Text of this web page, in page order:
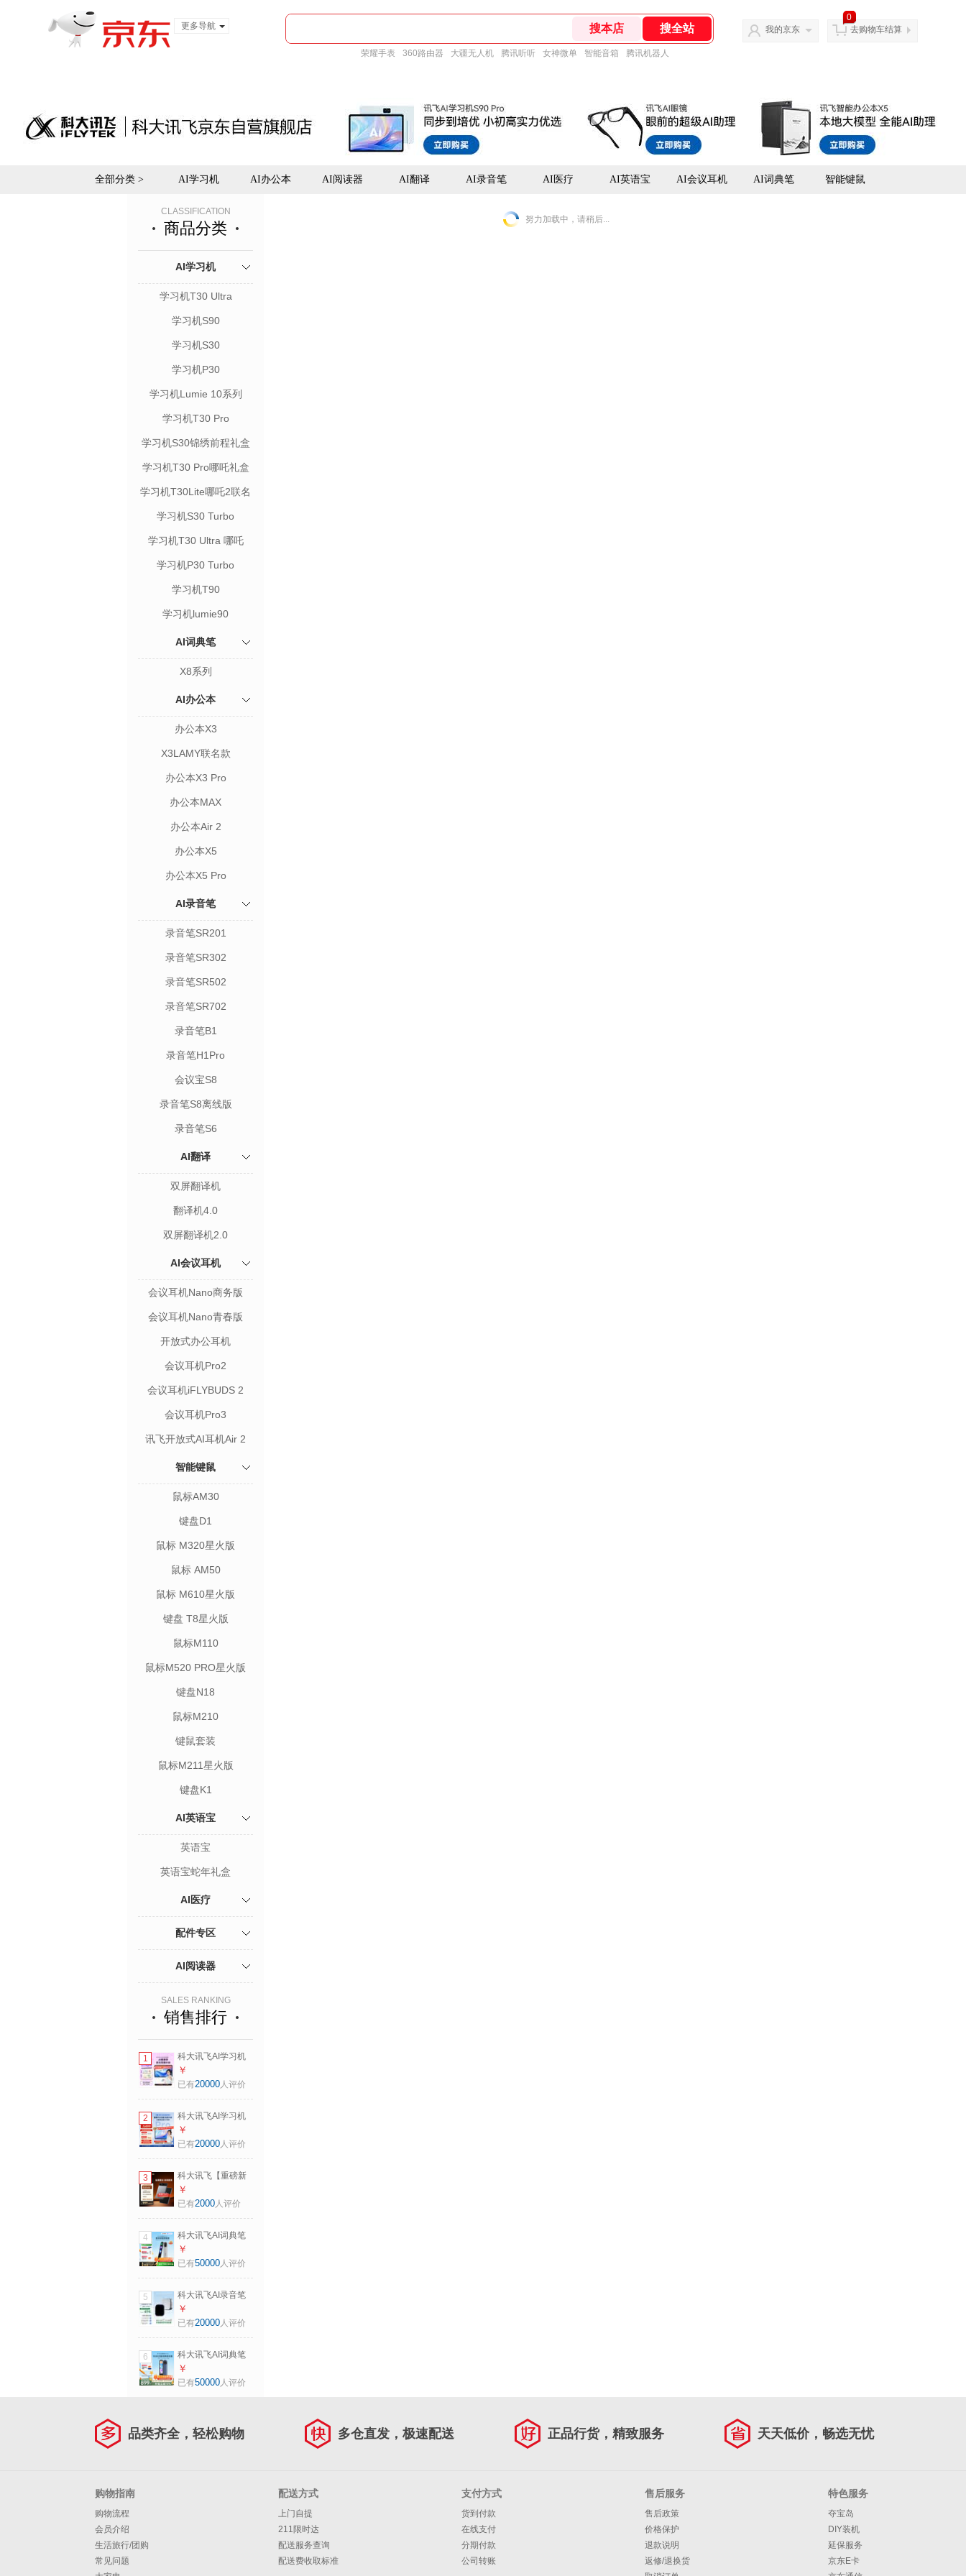
更多导航
荣耀手表 360路由器 大疆无人机 腾讯听听 女神微单 智能音箱 腾讯机器人
我的京东
0
去购物车结算
AI学习机 AI办公本 AI录音笔
AI翻译 AI会议耳机
全部分类 > 智能键鼠
AI医疗 AI英语宝 AI词典笔
AI阅读器
CLASSIFICATION
商品分类
AI学习机
学习机T30 Ultra
学习机S90
学习机S30
学习机P30
学习机Lumie 10系列
学习机T30 Pro
学习机S30锦绣前程礼盒
学习机T30 Pro哪吒礼盒
学习机T30Lite哪吒2联名
学习机S30 Turbo
学习机T30 Ultra 哪吒
学习机P30 Turbo
学习机T90
学习机lumie90
AI词典笔
X8系列
AI办公本
办公本X3
X3LAMY联名款
办公本X3 Pro
办公本MAX
办公本Air 2
办公本X5
办公本X5 Pro
AI录音笔
录音笔SR201
录音笔SR302
录音笔SR502
录音笔SR702
录音笔B1
录音笔H1Pro
会议宝S8
录音笔S8离线版
录音笔S6
AI翻译
双屏翻译机
翻译机4.0
双屏翻译机2.0
AI会议耳机
会议耳机Nano商务版
会议耳机Nano青春版
开放式办公耳机
会议耳机Pro2
会议耳机iFLYBUDS 2
会议耳机Pro3
讯飞开放式AI耳机Air 2
智能键鼠
鼠标AM30
键盘D1
鼠标 M320星火版
鼠标 AM50
鼠标 M610星火版
键盘 T8星火版
鼠标M110
鼠标M520 PRO星火版
键盘N18
鼠标M210
键鼠套装
鼠标M211星火版
键盘K1
AI英语宝
英语宝
英语宝蛇年礼盒
AI医疗
配件专区
AI阅读器
SALES RANKING
销售排行
1
科大讯飞AI学习机
S90 AI 1对1精准学
护眼学生平板 幼小
￥
已有20000人评价
2
科大讯飞AI学习机
S90 Pro 高清类纸
护眼屏 AI精准学 AI
8+256G
￥
已有20000人评价
3
科大讯飞【重磅新
品】AI录音卡讯飞
录音笔卡片豆 智能
备神器京东自营
￥
已有2000人评价
4
科大讯飞AI词典笔
P30 Pro【焕新补
贴】英语点读笔学
用翻译笔
￥
已有50000人评价
5
科大讯飞AI录音笔
Pokee 小巧便携录
音笔豆卡片 讯飞转
耳机
￥
已有20000人评价
6
科大讯飞AI词典笔
X9 Pro【重磅新
品】英语学习神器
￥
已有50000人评价
努力加载中，请稍后...
品类齐全，轻松购物 多仓直发，极速配送 正品行货，精致服务 天天低价，畅选无忧
购物指南
购物流程
会员介绍
生活旅行/团购
常见问题
配送方式
上门自提
211限时达
配送服务查询
配送费收取标准
支付方式
货到付款
在线支付
分期付款
公司转账
售后服务
售后政策
价格保护
退款说明
返修/退换货
特色服务
夺宝岛
DIY装机
延保服务
京东E卡